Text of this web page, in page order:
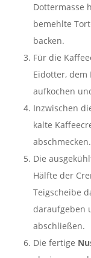
Dottermasse
bemehlte
backen.
Für die
Eidotter,
aufkochen
Inzwischen
kalte
abschmecken.
Die
Hälfte der
Teigscheibe
daraufgeben
abschließen.
Die fertige